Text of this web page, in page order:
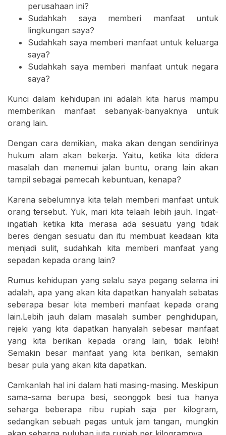
perusahaan ini?
Sudahkah saya memberi manfaat untuk
lingkungan saya?
Sudahkah saya memberi manfaat untuk keluarga
saya?
Sudahkah saya memberi manfaat untuk negara
saya?
Kunci dalam kehidupan ini adalah kita harus mampu
memberikan manfaat sebanyak-banyaknya untuk
orang lain.
Dengan cara demikian, maka akan dengan sendirinya
hukum alam akan bekerja. Yaitu, ketika kita didera
masalah dan menemui jalan buntu, orang lain akan
tampil sebagai pemecah kebuntuan, kenapa?
Karena sebelumnya kita telah memberi manfaat untuk
orang tersebut. Yuk, mari kita telaah lebih jauh. Ingat-
ingatlah ketika kita merasa ada sesuatu yang tidak
beres dengan sesuatu dan itu membuat keadaan kita
menjadi sulit, sudahkah kita memberi manfaat yang
sepadan kepada orang lain?
Rumus kehidupan yang selalu saya pegang selama ini
adalah, apa yang akan kita dapatkan hanyalah sebatas
seberapa besar kita memberi manfaat kepada orang
lain.Lebih jauh dalam masalah sumber penghidupan,
rejeki yang kita dapatkan hanyalah sebesar manfaat
yang kita berikan kepada orang lain, tidak lebih!
Semakin besar manfaat yang kita berikan, semakin
besar pula yang akan kita dapatkan.
Camkanlah hal ini dalam hati masing-masing. Meskipun
sama-sama berupa besi, seonggok besi tua hanya
seharga beberapa ribu rupiah saja per kilogram,
sedangkan sebuah pegas untuk jam tangan, mungkin